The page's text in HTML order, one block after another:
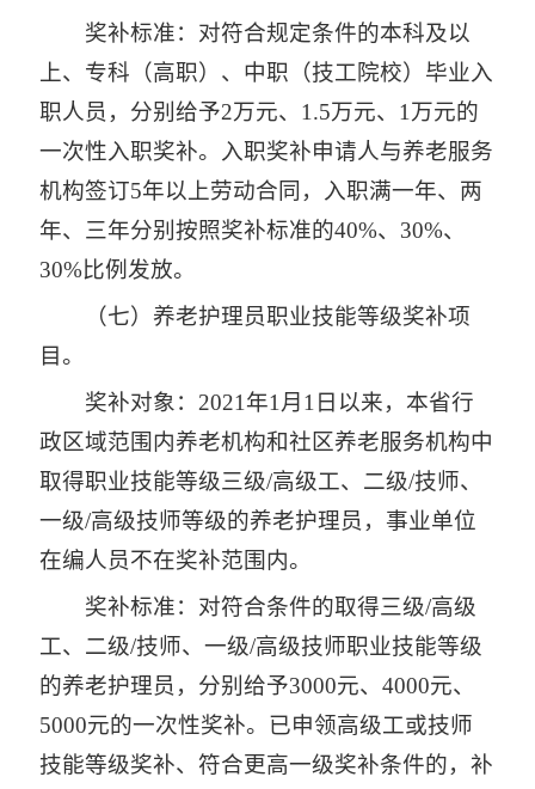
奖补标准：对符合规定条件的本科及以
上、专科（高职）、中职（技工院校）毕业入
职人员，分别给予2万元、1.5万元、1万元的
一次性入职奖补。入职奖补申请人与养老服务
机构签订5年以上劳动合同，入职满一年、两
年、三年分别按照奖补标准的40%、30%、
30%比例发放。
（七）养老护理员职业技能等级奖补项
目。
奖补对象：2021年1月1日以来，本省行
政区域范围内养老机构和社区养老服务机构中
取得职业技能等级三级/高级工、二级/技师、
一级/高级技师等级的养老护理员，事业单位
在编人员不在奖补范围内。
奖补标准：对符合条件的取得三级/高级
工、二级/技师、一级/高级技师职业技能等级
的养老护理员，分别给予3000元、4000元、
5000元的一次性奖补。已申领高级工或技师
技能等级奖补、符合更高一级奖补条件的，补